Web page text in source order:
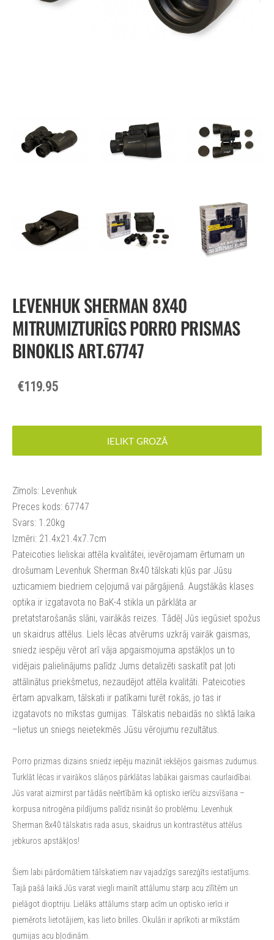
LEVENHUK SHERMAN 8X40
MITRUMIZTURĪGS PORRO PRISMAS
BINOKLIS ART.67747
€119.95
IELIKT GROZĀ
Zīmols: Levenhuk
Preces kods: 67747
Svars: 1.20kg
Izmēri: 21.4x21.4x7.7cm
Pateicoties lieliskai attēla kvalitātei, ievērojamam ērtumam un
drošumam Levenhuk Sherman 8x40 tālskati kļūs par Jūsu
uzticamiem biedriem ceļojumā vai pārgājienā. Augstākās klases
optika ir izgatavota no BaK-4 stikla un pārklāta ar
pretatstarošanās slāni, vairākās reizes. Tādēļ Jūs iegūsiet spožus
un skaidrus attēlus. Liels lēcas atvērums uzkrāj vairāk gaismas,
sniedz iespēju vērot arī vāja apgaismojuma apstākļos un to
vidējais palielinājums palīdz Jums detalizēti saskatīt pat ļoti
attālinātus priekšmetus, nezaudējot attēla kvalitāti. Pateicoties
ērtam apvalkam, tālskati ir patīkami turēt rokās, jo tas ir
izgatavots no mīkstas gumijas. Tālskatis nebaidās no sliktā laika
–lietus un sniegs neietekmēs Jūsu vērojumu rezultātus.
Porro prizmas dizains sniedz iepēju mazināt iekšējos gaismas zudumus.
Turklāt lēcas ir vairākos slāņos pārklātas labākai gaismas caurlaidībai.
Jūs varat aizmirst par tādās neērtībām kā optisko ierīču aizsvīšana –
korpusa nitrogēna pildījums palīdz risināt šo problēmu. Levenhuk
Sherman 8x40 tālskatis rada asus, skaidrus un kontrastētus attēlus
jebkuros apstākļos!
Šiem labi pārdomātiem tālskatiem nav vajadzīgs sarezģīts iestatījums.
Tajā pašā laikā Jūs varat viegli mainīt attālumu starp acu zīlītēm un
pielāgot dioptriju. Lielāks attālums starp acīm un optisko ierīci ir
piemērots lietotājiem, kas lieto brilles. Okulāri ir aprīkoti ar mīkstām
gumijas acu bļodinām.